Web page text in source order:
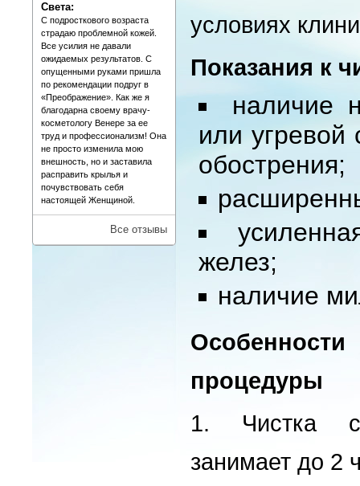
Света:
С подросткового возраста
страдаю проблемной кожей.
Все усилия не давали
ожидаемых результатов. С
опущенными руками пришла
по рекомендации подруг в
«Преображение». Как же я
благодарна своему врачу-
косметологу Венере за ее
труд и профессионализм! Она
не просто изменила мою
внешность, но и заставила
расправить крылья и
почувствовать себя
настоящей Женщиной.
Все отзывы
условиях
Показания к
наличие
или
обострения;
желез;
наличие
процедуры
1. Чистка
занимает до 2